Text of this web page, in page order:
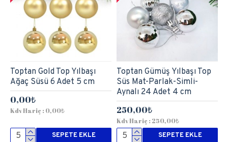
Toptan Gold Top Yılbaşı
Ağaç Süsü 6 Adet 5 cm
0,00₺
Kdv Hariç : 0,00₺
SEPETE EKLE
Toptan Gümüş Yılbaşı Top
Süs Mat-Parlak-Simli-
Aynalı 24 Adet 4 cm
250,00₺
Kdv Hariç : 250,00₺
SEPETE EKLE